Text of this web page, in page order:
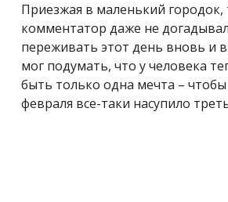
Приезжая в маленький
комментатор даже не
переживать этот день вновь и
мог подумать, что у человека
быть только одна мечта –
февраля все-таки насупило